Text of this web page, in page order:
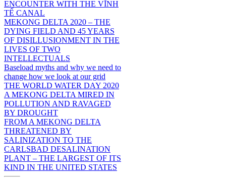
ENCOUNTER WITH THE VĨNH
TẾ CANAL
MEKONG DELTA 2020 – THE
DYING FIELD AND 45 YEARS
OF DISILLUSIONMENT IN THE
LIVES OF TWO
INTELLECTUALS
Baseload myths and why we need to
change how we look at our grid
THE WORLD WATER DAY 2020
A MEKONG DELTA MIRED IN
POLLUTION AND RAVAGED
BY DROUGHT
FROM A MEKONG DELTA
THREATENED BY
SALINIZATION TO THE
CARLSBAD DESALINATION
PLANT – THE LARGEST OF ITS
KIND IN THE UNITED STATES